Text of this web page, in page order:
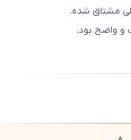
مشتاق شده.
و واضح بود.